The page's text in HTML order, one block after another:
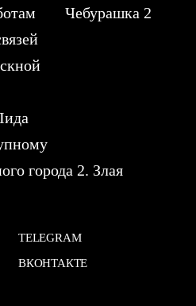
Чебурашка 2
города 2. Злая
TELEGRAM
ВКОНТАКТЕ